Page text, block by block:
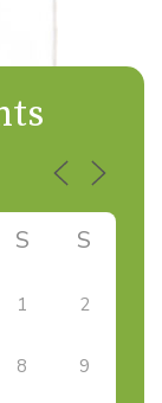
S S
1 2
8 9